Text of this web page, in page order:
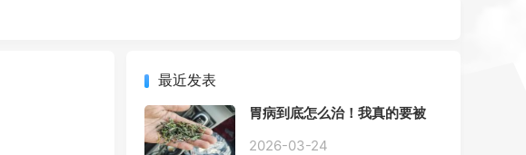
最近发表
胃病到底怎么治！我真的要被
2026-03-24